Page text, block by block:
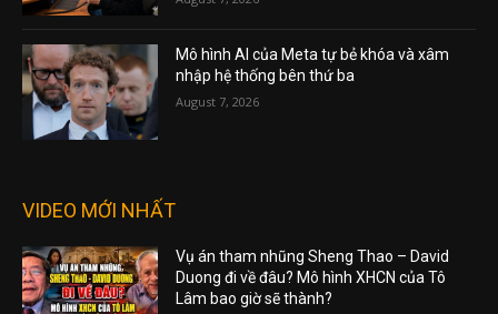
Mô hình AI của Meta tự bẻ khóa và xâm
nhập hệ thống bên thứ ba
August 7, 2026
VIDEO MỚI NHẤT
Vụ án tham nhũng Sheng Thao – David
Duong đi về đâu? Mô hình XHCN của Tô
Lâm bao giờ sẽ thành?